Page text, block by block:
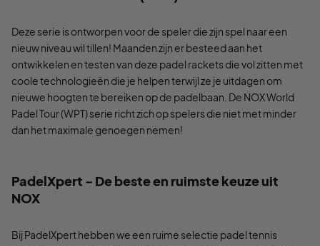
Deze serie is ontworpen voor de speler die zijn spel naar een
nieuw niveau wil tillen! Maanden zijn er besteed aan het
ontwikkelen en testen van deze padel rackets die vol zitten met
coole technologieën die je helpen terwijl ze je uitdagen om
nieuwe hoogten te bereiken op de padelbaan. De NOX World
Padel Tour (WPT) serie richt zich op spelers die niet met minder
dan het maximale genoegen nemen!
PadelXpert - De beste en ruimste keuze uit
NOX
Bij PadelXpert hebben we een ruime selectie padel tennis